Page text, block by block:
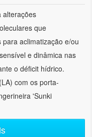
alterações
que
aclimatização e/ou
e dinâmica nas
o déficit hídrico.
com os porta-
'Sunki